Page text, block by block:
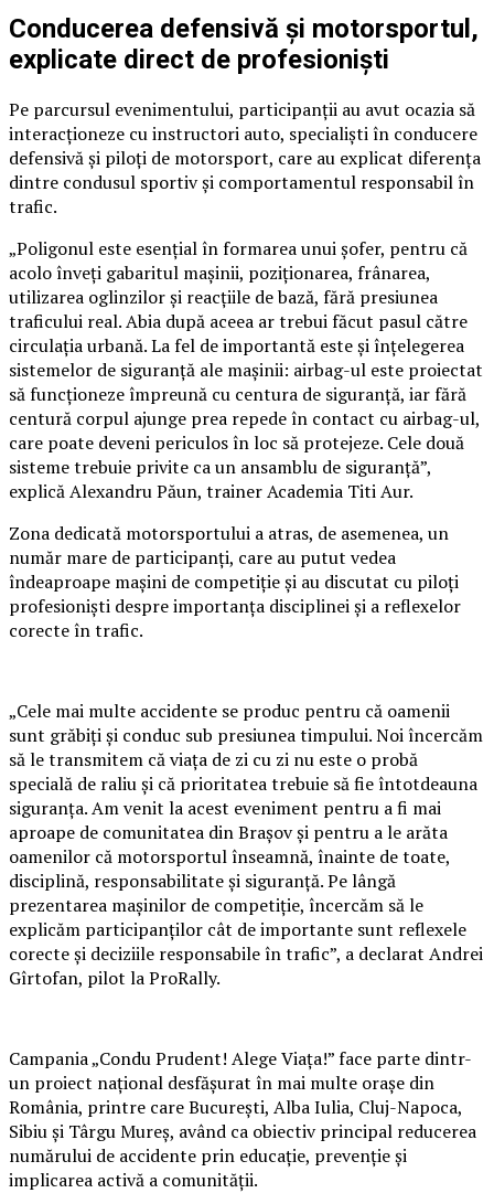
Conducerea defensivă și motorsportul,
explicate direct de profesioniști
Pe parcursul evenimentului, participanții au avut ocazia să
interacționeze cu instructori auto, specialiști în conducere
defensivă și piloți de motorsport, care au explicat diferența
dintre condusul sportiv și comportamentul responsabil în
trafic.
„Poligonul este esențial în formarea unui șofer, pentru că
acolo înveți gabaritul mașinii, poziționarea, frânarea,
utilizarea oglinzilor și reacțiile de bază, fără presiunea
traficului real. Abia după aceea ar trebui făcut pasul către
circulația urbană. La fel de importantă este și înțelegerea
sistemelor de siguranță ale mașinii: airbag-ul este proiectat
să funcționeze împreună cu centura de siguranță, iar fără
centură corpul ajunge prea repede în contact cu airbag-ul,
care poate deveni periculos în loc să protejeze. Cele două
sisteme trebuie privite ca un ansamblu de siguranță”,
explică Alexandru Păun, trainer Academia Titi Aur.
Zona dedicată motorsportului a atras, de asemenea, un
număr mare de participanți, care au putut vedea
îndeaproape mașini de competiție și au discutat cu piloți
profesioniști despre importanța disciplinei și a reflexelor
corecte în trafic.
„Cele mai multe accidente se produc pentru că oamenii
sunt grăbiți și conduc sub presiunea timpului. Noi încercăm
să le transmitem că viața de zi cu zi nu este o probă
specială de raliu și că prioritatea trebuie să fie întotdeauna
siguranța. Am venit la acest eveniment pentru a fi mai
aproape de comunitatea din Brașov și pentru a le arăta
oamenilor că motorsportul înseamnă, înainte de toate,
disciplină, responsabilitate și siguranță. Pe lângă
prezentarea mașinilor de competiție, încercăm să le
explicăm participanților cât de importante sunt reflexele
corecte și deciziile responsabile în trafic”, a declarat Andrei
Gîrtofan, pilot la ProRally.
Campania „Condu Prudent! Alege Viața!” face parte dintr-
un proiect național desfășurat în mai multe orașe din
România, printre care București, Alba Iulia, Cluj-Napoca,
Sibiu și Târgu Mureș, având ca obiectiv principal reducerea
numărului de accidente prin educație, prevenție și
implicarea activă a comunității.